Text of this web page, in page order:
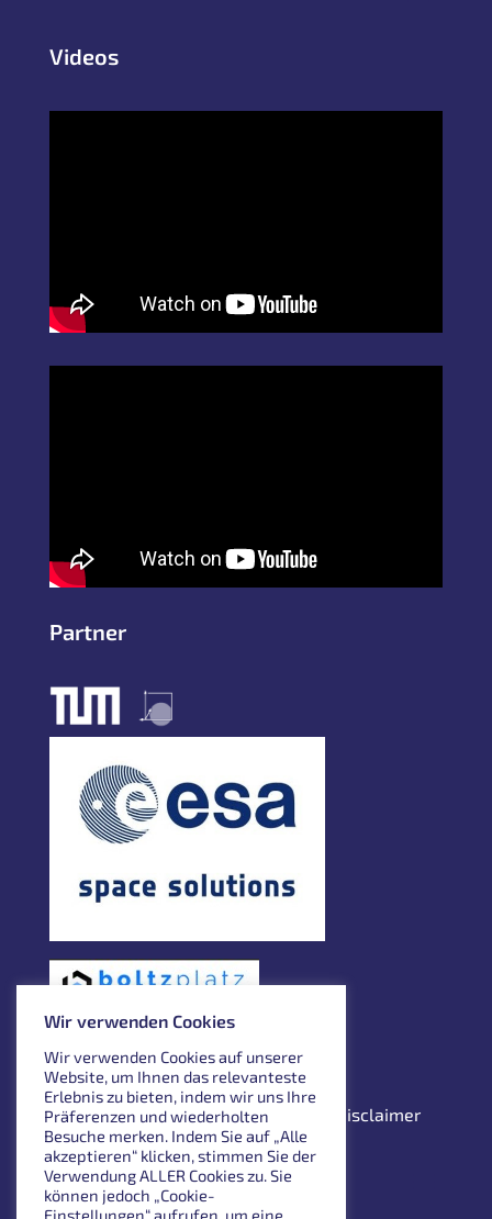
Videos
Partner
Impressum Datenschutzerklärung
Disclaimer
English
Wir verwenden Cookies
Wir verwenden Cookies auf unserer
Website, um Ihnen das relevanteste
Erlebnis zu bieten, indem wir uns Ihre
Präferenzen und wiederholten
Besuche merken. Indem Sie auf „Alle
akzeptieren“ klicken, stimmen Sie der
Verwendung ALLER Cookies zu. Sie
können jedoch „Cookie-
Einstellungen“ aufrufen, um eine